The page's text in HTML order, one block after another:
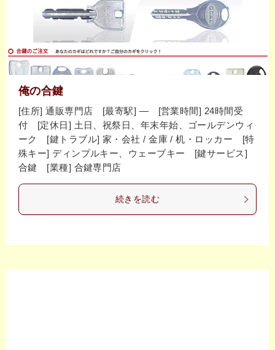
俺の合鍵
[住所] 通販専門店 [最寄駅] ― [営業時間] 24時間受
付 [定休日] 土日、祝祭日、年末年始、ゴールデンウィ
ーク [鍵トラブル] 家・会社 / 金庫 / 机・ロッカー [特
殊キー] ディンプルキー、ウェーブキー [鍵サービス]
合鍵 [業種] 合鍵専門店
続きを読む